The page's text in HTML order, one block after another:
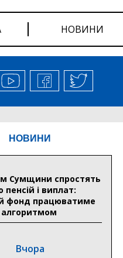
НОВИНИ
НОВИНИ
Сумщини спростять
пенсій і виплат:
фонд працюватиме
Вчора